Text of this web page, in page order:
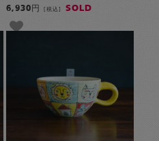
6,930円 [税込] SOLD